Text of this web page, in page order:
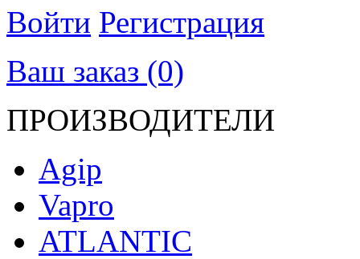
Войти Регистрация
Ваш заказ (0)
ПРОИЗВОДИТЕЛИ
Agip
Vapro
ATLANTIC